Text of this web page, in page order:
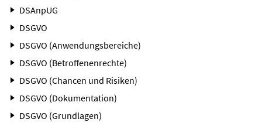
DSAnpUG
DSGVO
DSGVO (Anwendungsbereiche)
DSGVO (Betroffenenrechte)
DSGVO (Chancen und Risiken)
DSGVO (Dokumentation)
DSGVO (Grundlagen)